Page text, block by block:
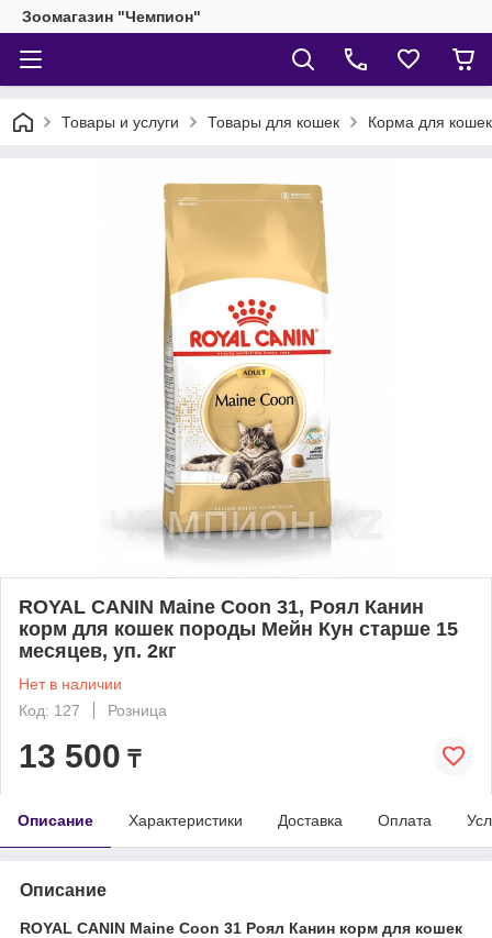
Зоомагазин "Чемпион"
Товары и услуги Товары для кошек Корма для кошек
ROYAL CANIN Maine Coon 31, Роял Канин
корм для кошек породы Мейн Кун старше 15
месяцев, уп. 2кг
Нет в наличии
Код: 127
Розница
13 500 ₸
Описание Характеристики Доставка Оплата
Описание
ROYAL CANIN Maine Coon 31 Роял Канин корм для кошек